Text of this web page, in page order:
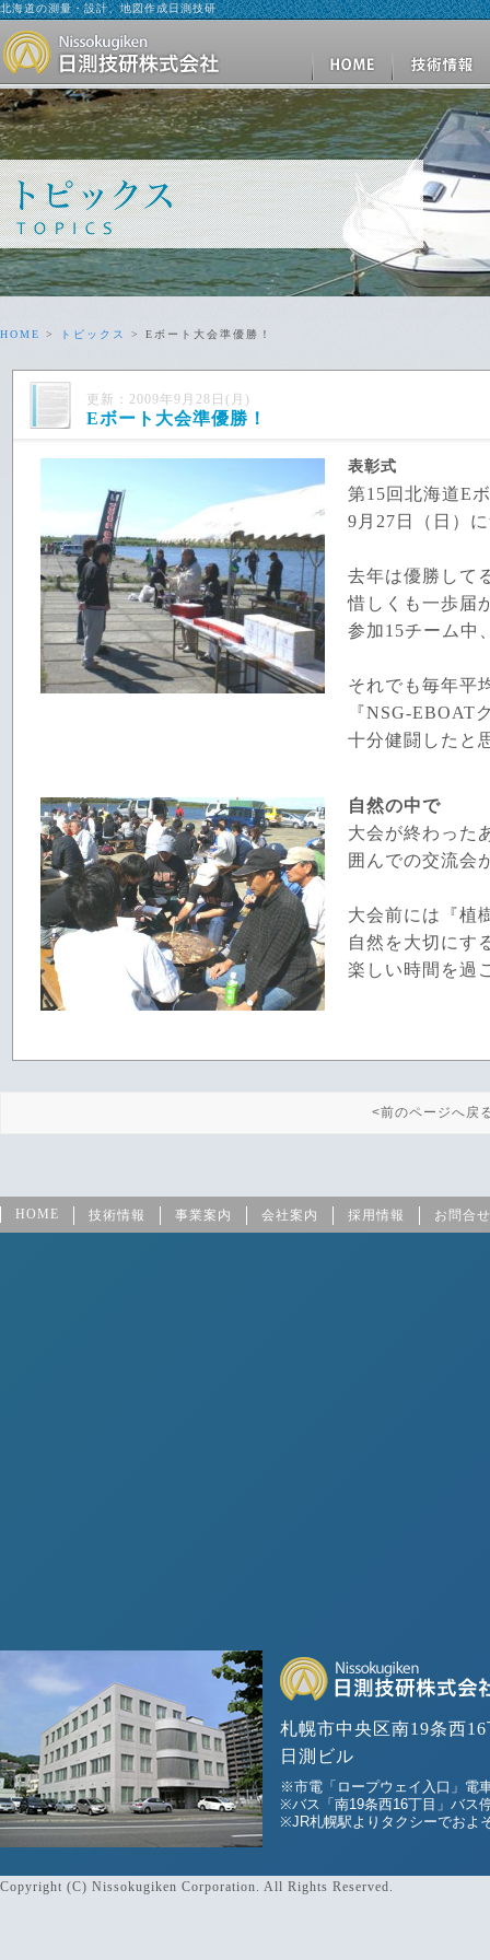
北海道の測量・設計、地図作成日測技研
HOME > トピックス > Eボート大会準優勝！
更新：2009年9月28日(月)
Eボート大会準優勝！
表彰式
第15回北海道E
9月27日（日）
去年は優勝して
惜しくも一歩
参加15チーム中
それでも毎年平
『NSG-EBOAT
十分健闘したと
自然の中で
大会が終わった
囲んでの交流会
大会前には『植
自然を大切にす
楽しい時間を過
<前のページへ戻
HOME 技術情報 事業案内 会社案内 採用情報 お問合せ
札幌市中央区南19条西
日測ビル
※市電「ロープウェイ入口」電
※バス「南19条西16丁目」バス
※JR札幌駅よりタクシーでおよ
Copyright (C) Nissokugiken Corporation. All Rights Reserved.